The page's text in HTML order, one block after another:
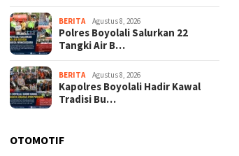
BERITA Agustus 8, 2026
Polres Boyolali Salurkan 22
Tangki Air B…
BERITA Agustus 8, 2026
Kapolres Boyolali Hadir Kawal
Tradisi Bu…
OTOMOTIF